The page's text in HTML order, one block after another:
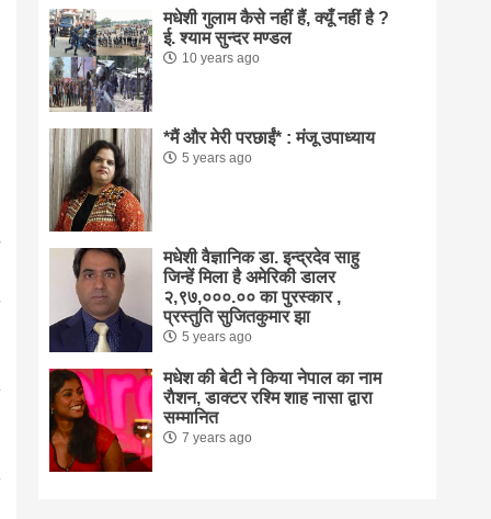
मधेशी गुलाम कैसे नहीं हैं, क्यूँ नहीं है ?
ई. श्याम सुन्दर मण्डल
10 years ago
*मैं और मेरी परछाईं* : मंजू उपाध्याय
5 years ago
मधेशी वैज्ञानिक डा. इन्द्रदेव साहु
जिन्हें मिला है अमेरिकी डालर
२,९७,०००.०० का पुरस्कार ,
प्रस्तुति सुजितकुमार झा
5 years ago
मधेश की बेटी ने किया नेपाल का नाम
राैशन, डाक्टर रश्मि शाह नासा द्वारा
सम्मानित
7 years ago